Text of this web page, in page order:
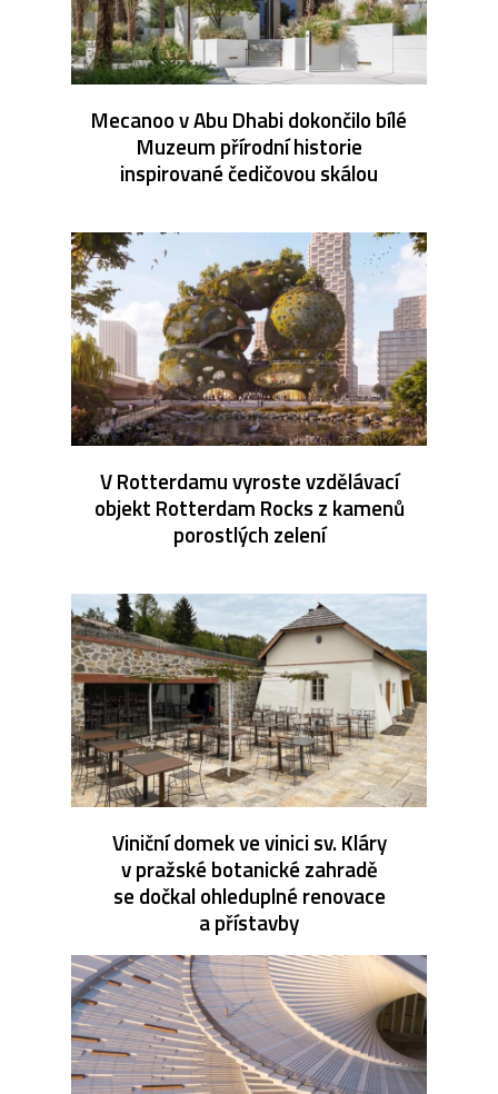
Mecanoo v Abu Dhabi dokončilo bílé
Muzeum přírodní historie
inspirované čedičovou skálou
V Rotterdamu vyroste vzdělávací
objekt Rotterdam Rocks z kamenů
porostlých zelení
Viniční domek ve vinici sv. Kláry
v pražské botanické zahradě
se dočkal ohleduplné renovace
a přístavby